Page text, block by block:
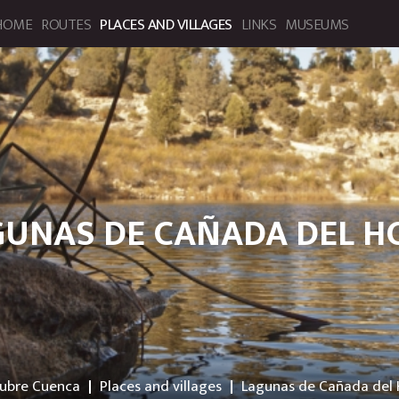
Cuenca. Portal de
ROUTES PLACES AND VILLAGES LINKS MUSEUMS
DE CAÑADA DEL
Cuenca Places and villages Lagunas de Cañada del